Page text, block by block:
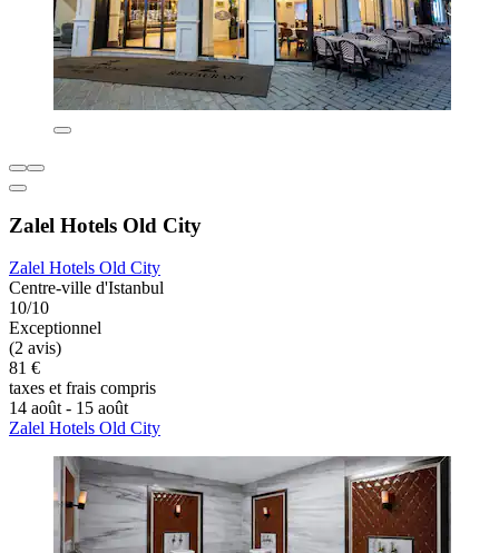
Zalel Hotels Old City
Zalel Hotels Old City
Centre-ville d'Istanbul
10/10
Exceptionnel
(2 avis)
81 €
taxes et frais compris
14 août - 15 août
Zalel Hotels Old City